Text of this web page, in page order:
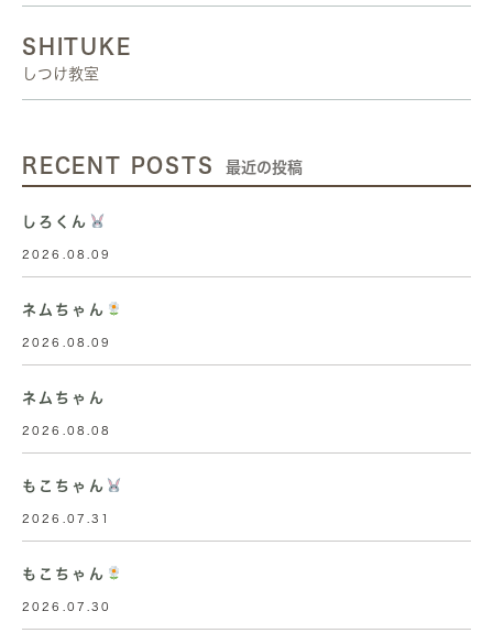
SHITUKE
しつけ教室
RECENT POSTS 最近の投稿
しろくん
2026.08.09
ネムちゃん
2026.08.09
ネムちゃん
2026.08.08
もこちゃん
2026.07.31
もこちゃん
2026.07.30